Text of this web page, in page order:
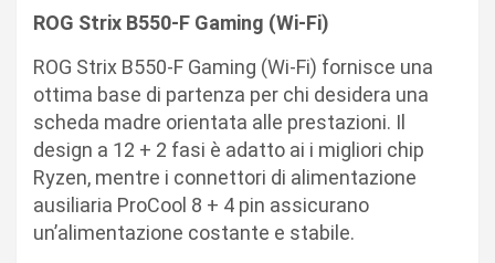
ROG Strix B550-F Gaming (Wi-Fi)
ROG Strix B550-F Gaming (Wi-Fi) fornisce una
ottima base di partenza per chi desidera una
scheda madre orientata alle prestazioni. Il
design a 12 + 2 fasi è adatto ai i migliori chip
Ryzen, mentre i connettori di alimentazione
ausiliaria ProCool 8 + 4 pin assicurano
un’alimentazione costante e stabile.